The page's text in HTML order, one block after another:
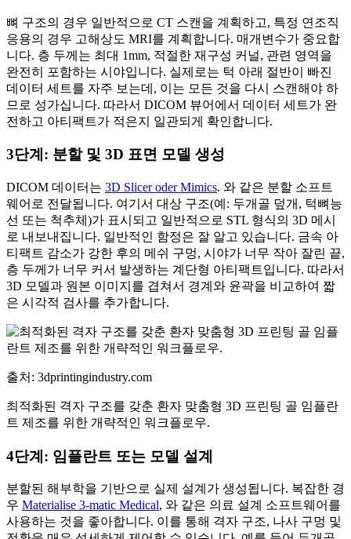
뼈 구조의 경우 일반적으로 CT 스캔을 계획하고, 특정 연조직
응용의 경우 고해상도 MRI를 계획합니다. 매개변수가 중요합
니다. 층 두께는 최대 1mm, 적절한 재구성 커널, 관련 영역을
완전히 포함하는 시야입니다. 실제로는 턱 아래 절반이 빠진
데이터 세트를 자주 보는데, 이는 모든 것을 다시 스캔해야 하
므로 성가십니다. 따라서 DICOM 뷰어에서 데이터 세트가 완
전하고 아티팩트가 적은지 일관되게 확인합니다.
3단계: 분할 및 3D 표면 모델 생성
DICOM 데이터는 3D Slicer oder Mimics. 와 같은 분할 소프트
웨어로 전달됩니다. 여기서 대상 구조(예: 두개골 덮개, 턱뼈능
선 또는 척추체)가 표시되고 일반적으로 STL 형식의 3D 메시
로 내보내집니다. 일반적인 함정은 잘 알고 있습니다. 금속 아
티팩트 감소가 강한 후의 메쉬 구멍, 시야가 너무 작아 잘린 끝,
층 두께가 너무 커서 발생하는 계단형 아티팩트입니다. 따라서
3D 모델과 원본 이미지를 겹쳐서 경계와 윤곽을 비교하여 짧
은 시각적 검사를 추가합니다.
출처: 3dprintingindustry.com
최적화된 격자 구조를 갖춘 환자 맞춤형 3D 프린팅 골 임플란
트 제조를 위한 개략적인 워크플로우.
4단계: 임플란트 또는 모델 설계
분할된 해부학을 기반으로 실제 설계가 생성됩니다. 복잡한 경
우 Materialise 3-matic Medical, 와 같은 의료 설계 소프트웨어를
사용하는 것을 좋아합니다. 이를 통해 격자 구조, 나사 구멍 및